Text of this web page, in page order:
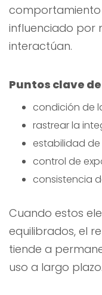
comportamiento
influenciado por
interactúan.
Puntos clave
condición de
rastrear la
estabilidad
control de
consistencia
Cuando estos
equilibrados, el
tiende a
uso a largo plazo.